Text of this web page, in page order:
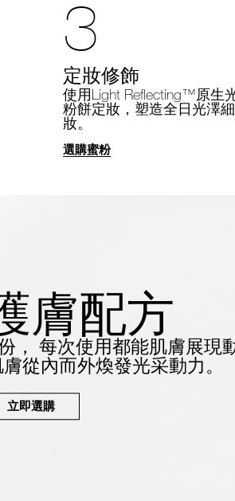
3
定妝修飾
使用Light Reflecting™原生
粉餅定妝，塑造全日光澤
妝。
選購蜜粉
膚配方
， 每次使用都能肌膚展現
膚從內而外煥發光采動力。
立即選購